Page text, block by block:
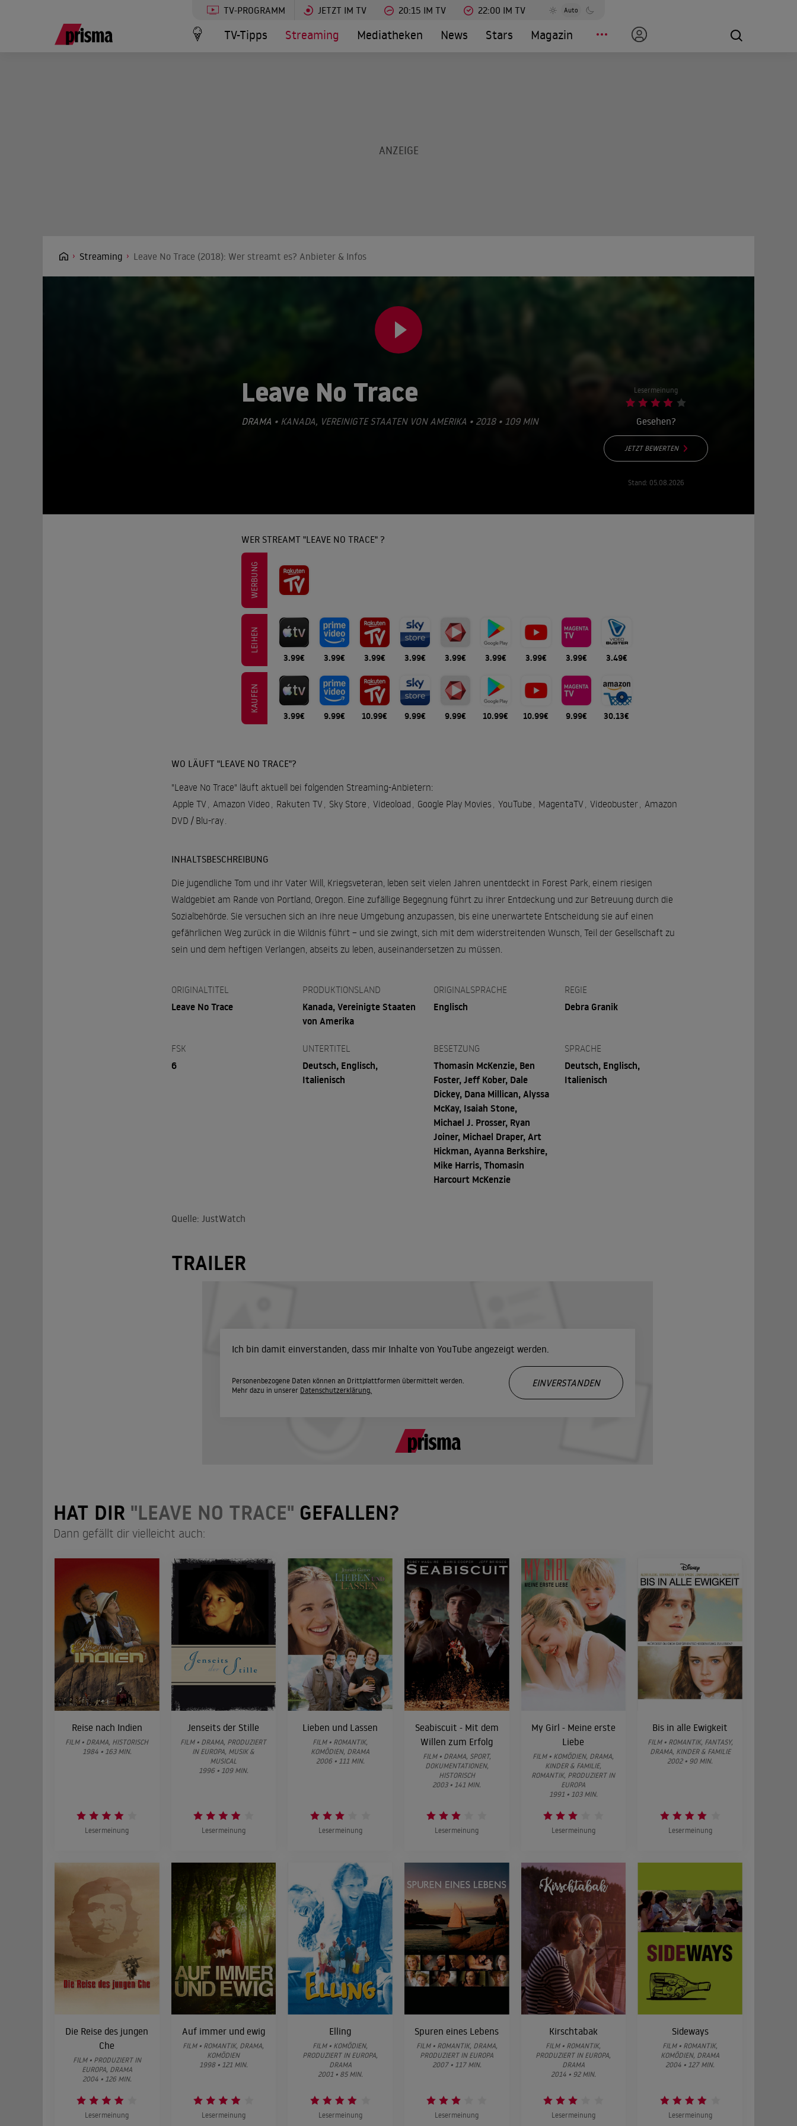
TV-PROGRAMM JETZT IM TV 20:15 IM TV 22:00 IM TV Auto
TV-Tipps Streaming Mediatheken News Stars Magazin
Streaming Leave No Trace (2018): Wer streamt es? Anbieter & Infos
Leave No Trace
DRAMA • KANADA, VEREINIGTE STAATEN VON AMERIKA • 2018 • 109 MIN
Lesermeinung
Gesehen?
JETZT BEWERTEN
Stand: 05.08.2026
WER STREAMT "LEAVE NO TRACE" ?
WERBUNG
LEIHEN
3.99€ 3.99€ 3.99€ 3.99€ 3.99€ 3.99€ 3.99€ 3.99€ 3.49€
KAUFEN
3.99€ 9.99€ 10.99€ 9.99€ 9.99€ 10.99€ 10.99€ 9.99€ 30.13€
WO LÄUFT "LEAVE NO TRACE"?
"Leave No Trace" läuft aktuell bei folgenden Streaming-Anbietern:
Apple TV, Amazon Video , Rakuten TV, Sky Store , Videoload , Google Play Movies, YouTube , MagentaTV, Videobuster, Amazon
DVD / Blu-ray.
INHALTSBESCHREIBUNG
Die jugendliche Tom und ihr Vater Will, Kriegsveteran, leben seit vielen Jahren unentdeckt in Forest Park, einem riesigen
Waldgebiet am Rande von Portland, Oregon. Eine zufällige Begegnung führt zu ihrer Entdeckung und zur Betreuung durch die
Sozialbehörde. Sie versuchen sich an ihre neue Umgebung anzupassen, bis eine unerwartete Entscheidung sie auf einen
gefährlichen Weg zurück in die Wildnis führt – und sie zwingt, sich mit dem widerstreitenden Wunsch, Teil der Gesellschaft zu
sein und dem heftigen Verlangen, abseits zu leben, auseinandersetzen zu müssen.
ORIGINALTITEL
Leave No Trace
PRODUKTIONSLAND
Kanada, Vereinigte Staaten
von Amerika
ORIGINALSPRACHE
Englisch
REGIE
Debra Granik
FSK
6
UNTERTITEL
Deutsch, Englisch,
Italienisch
BESETZUNG
Thomasin McKenzie, Ben
Foster, Jeff Kober, Dale
Dickey, Dana Millican, Alyssa
McKay, Isaiah Stone,
Michael J. Prosser, Ryan
Joiner, Michael Draper, Art
Hickman, Ayanna Berkshire,
Mike Harris, Thomasin
Harcourt McKenzie
SPRACHE
Deutsch, Englisch,
Italienisch
Quelle: JustWatch
TRAILER
Ich bin damit einverstanden, dass mir Inhalte von YouTube angezeigt werden.
Personenbezogene Daten können an Drittplattformen übermittelt werden.
Mehr dazu in unserer Datenschutzerklärung.
EINVERSTANDEN
HAT DIR "LEAVE NO TRACE" GEFALLEN?
Dann gefällt dir vielleicht auch:
Reise nach Indien
FILM • DRAMA, HISTORISCH
1984 • 163 MIN.
Lesermeinung
Jenseits der Stille
FILM • DRAMA, PRODUZIERT
IN EUROPA, MUSIK &
MUSICAL
1996 • 109 MIN.
Lesermeinung
Lieben und Lassen
FILM • ROMANTIK,
KOMÖDIEN, DRAMA
2006 • 111 MIN.
Lesermeinung
Seabiscuit - Mit dem
Willen zum Erfolg
FILM • DRAMA, SPORT,
DOKUMENTATIONEN,
HISTORISCH
2003 • 141 MIN.
Lesermeinung
My Girl - Meine erste
Liebe
FILM • KOMÖDIEN, DRAMA,
KINDER & FAMILIE,
ROMANTIK, PRODUZIERT IN
EUROPA
1991 • 103 MIN.
Lesermeinung
Bis in alle Ewigkeit
FILM • ROMANTIK, FANTASY,
DRAMA, KINDER & FAMILIE
2002 • 90 MIN.
Lesermeinung
Die Reise des jungen
Che
FILM • PRODUZIERT IN
EUROPA, DRAMA
2004 • 126 MIN.
Lesermeinung
Auf immer und ewig
FILM • ROMANTIK, DRAMA,
KOMÖDIEN
1998 • 121 MIN.
Lesermeinung
Elling
FILM • KOMÖDIEN,
PRODUZIERT IN EUROPA,
DRAMA
2001 • 85 MIN.
Lesermeinung
Spuren eines Lebens
FILM • ROMANTIK, DRAMA,
PRODUZIERT IN EUROPA
2007 • 117 MIN.
Lesermeinung
Kirschtabak
FILM • ROMANTIK,
PRODUZIERT IN EUROPA,
DRAMA
2014 • 92 MIN.
Lesermeinung
Sideways
FILM • ROMANTIK,
KOMÖDIEN, DRAMA
2004 • 127 MIN.
Lesermeinung